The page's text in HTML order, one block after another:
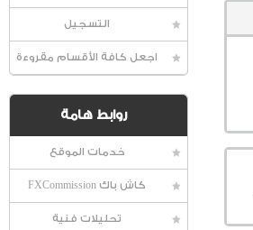
التسجيل
اجعل كافة الأقسام مقروءة
روابط هامة
خدمات الموقع
كاش باك FXCommission
تحليلات فنية